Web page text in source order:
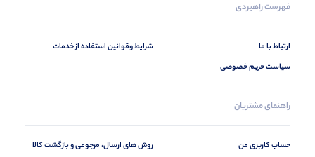
فهرست راهبردی
ارتباط با ما
سیاست حریم خصوصی
شرایط وقوانین استفاده از خدمات
راهنمای مشتریان
حساب کاربری من
روش های ارسال، مرجوعی و بازگشت کالا